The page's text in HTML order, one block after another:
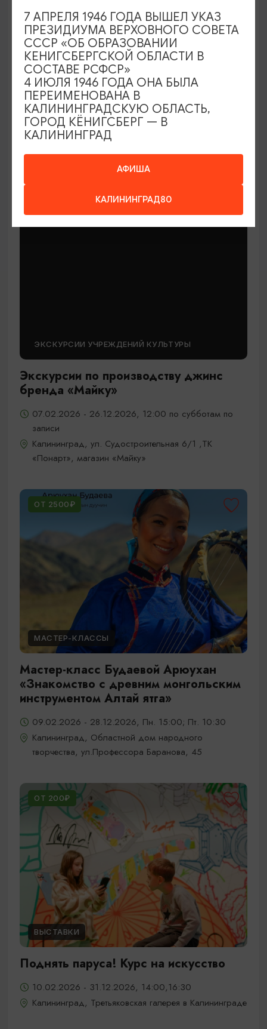
МАСТЕР-КЛАССЫ
Мастер-классы по керамике Елены
Бодяковой
Калининград, ул. Баранова, 45
ЭКСКУРСИИ УЧРЕЖДЕНИЙ КУЛЬТУРЫ
Экскурсии по производству джинс
бренда «Майку»
07.02.2026 - 26.12.2026, 12:00 по субботам по
записи
Калининград, ул. Судостроительная 6/1 ,ТК
«Понарт», магазин «Майку»
ОТ 2500₽
МАСТЕР-КЛАССЫ
Мастер-класс Будаевой Арюухан
«Знакомство с древним монгольским
инструментом Алтай ятга»
09.02.2026 - 28.12.2026, Пн. 15:00; Пт. 10:30
Калининград, Областной дом народного
творчества, ул.Профессора Баранова, 45
ОТ 200₽
ВЫСТАВКИ
Поднять паруса! Курс на искусство
10.02.2026 - 31.12.2026, 14:00,16:30
Калининград, Третьяковская галерея в Калининграде
АФИША
КАЛИНИНГРАД80
7 АПРЕЛЯ 1946 ГОДА ВЫШЕЛ УКАЗ
ПРЕЗИДИУМА ВЕРХОВНОГО СОВЕТА
СССР «ОБ ОБРАЗОВАНИИ
КЕНИГСБЕРГСКОЙ ОБЛАСТИ В
СОСТАВЕ РСФСР»
4 ИЮЛЯ 1946 ГОДА ОНА БЫЛА
ПЕРЕИМЕНОВАНА В
КАЛИНИНГРАДСКУЮ ОБЛАСТЬ,
ГОРОД КЁНИГСБЕРГ — В
КАЛИНИНГРАД